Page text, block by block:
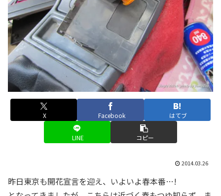
X Facebook はてブ
LINE コピー
2014.03.26
昨日東京も開花宣言を迎え、いよいよ春本番…!